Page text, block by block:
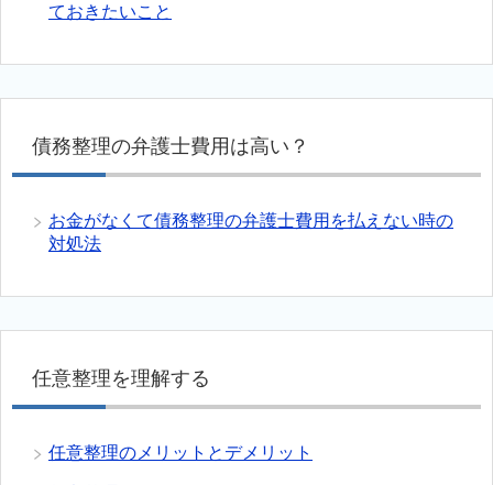
ておきたいこと
債務整理の弁護士費用は高い？
お金がなくて債務整理の弁護士費用を払えない時の
対処法
任意整理を理解する
任意整理のメリットとデメリット